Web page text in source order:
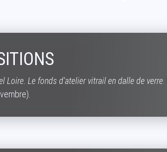
Loire. Le fonds d'atelier vitrail en dalle de verre